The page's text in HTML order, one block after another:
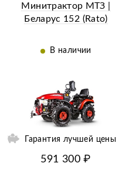
Минитрактор МТЗ |
Беларус 152 (Rato)
В наличии
Гарантия лучшей цены
591 300 ₽